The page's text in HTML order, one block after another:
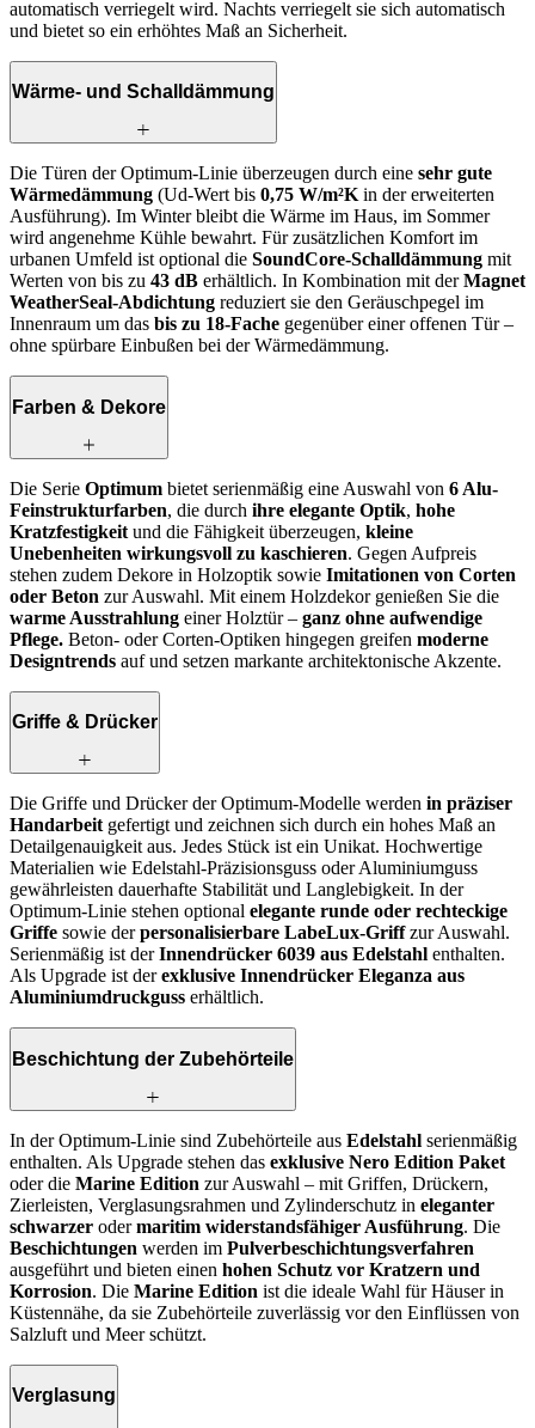
automatisch verriegelt wird. Nachts verriegelt sie sich automatisch
und bietet so ein erhöhtes Maß an Sicherheit.
Wärme- und Schalldämmung
Die Türen der Optimum-Linie überzeugen durch eine sehr gute
Wärmedämmung (Ud-Wert bis 0,75 W/m²K in der erweiterten
Ausführung). Im Winter bleibt die Wärme im Haus, im Sommer
wird angenehme Kühle bewahrt. Für zusätzlichen Komfort im
urbanen Umfeld ist optional die SoundCore-Schalldämmung mit
Werten von bis zu 43 dB erhältlich. In Kombination mit derMagnet
WeatherSeal-Abdichtung reduziert sie den Geräuschpegel im
Innenraum um das bis zu 18-Fache gegenüber einer offenen Tür –
ohne spürbare Einbußen bei der Wärmedämmung.
Farben & Dekore
Die Serie Optimum bietet serienmäßig eine Auswahl von 6 Alu-
Feinstrukturfarben, die durch ihre elegante Optik, hohe
Kratzfestigkeit und die Fähigkeit überzeugen, kleine
Unebenheiten wirkungsvoll zu kaschieren. Gegen Aufpreis
stehen zudem Dekore in Holzoptik sowie Imitationen von Corten
oder Beton zur Auswahl. Mit einem Holzdekor genießen Sie die
warme Ausstrahlung einer Holztür – ganz ohne aufwendige
Pflege. Beton- oder Corten-Optiken hingegen greifen moderne
Designtrends auf und setzen markante architektonische Akzente.
Griffe & Drücker
Die Griffe und Drücker der Optimum-Modelle werden in präziser
Handarbeit gefertigt und zeichnen sich durch ein hohes Maß an
Detailgenauigkeit aus. Jedes Stück ist ein Unikat. Hochwertige
Materialien wie Edelstahl-Präzisionsguss oder Aluminiumguss
gewährleisten dauerhafte Stabilität und Langlebigkeit. In der
Optimum-Linie stehen optional elegante runde oder rechteckige
Griffe sowie derpersonalisierbare LabeLux-Griffzur Auswahl.
Serienmäßig ist derInnendrücker 6039 aus Edelstahl enthalten.
Als Upgrade ist derexklusive Innendrücker Eleganza aus
Aluminiumdruckguss erhältlich.
Beschichtung der Zubehörteile
In der Optimum-Linie sind Zubehörteile aus Edelstahl serienmäßig
enthalten. Als Upgrade stehen das exklusive Nero Edition Paket
oder die Marine Edition zur Auswahl – mit Griffen, Drückern,
Zierleisten, Verglasungsrahmen und Zylinderschutz in eleganter
schwarzer odermaritim widerstandsfähiger Ausführung. Die
Beschichtungen werden im Pulverbeschichtungsverfahren
ausgeführt und bieten einen hohen Schutz vor Kratzern und
Korrosion. Die Marine Edition ist die ideale Wahl für Häuser in
Küstennähe, da sie Zubehörteile zuverlässig vor den Einflüssen von
Salzluft und Meer schützt.
Verglasung